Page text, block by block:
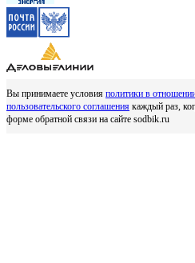
Вы принимаете условия политики в
пользовательского соглашения каждый раз,
форме обратной связи на сайте sodbik.ru